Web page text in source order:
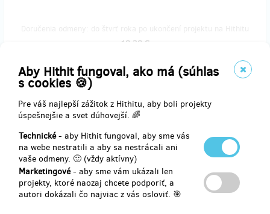
Aby Hithit fungoval, ako má (súhlas
s cookies 🍪)
Pre váš najlepší zážitok z Hithitu, aby boli projekty
úspešnejšie a svet dúhovejší. 🌈
Technické- aby Hithit fungoval, aby sme vás
na webe nestratili a aby sa nestrácali ani
vaše odmeny. 🙂 (vždy aktívny)
Marketingové- aby sme vám ukázali len
projekty, ktoré naozaj chcete podporiť, a
autori dokázali čo najviac z vás osloviť. 🎯
10,30 €
zostáva 3
CD BIZARRE BAND
Krásné CD Dokola ticho skvělé kapely Bizarre Band! Dostanete k
němu i placku.
Předáme nejlépe v divadle před představením, případně doručíme
po dohodě.